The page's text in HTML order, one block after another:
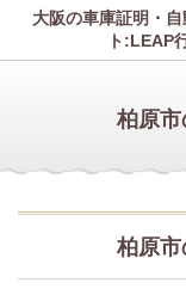
大阪の車庫証明・
ト:LEAP
柏原
柏原